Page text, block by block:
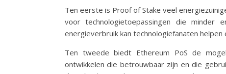
Ten eerste is Proof of Stake veel
voor technologietoepassingen die minder
energieverbruik kan technologiefanaten
Ten tweede biedt Ethereum PoS de
ontwikkelen die betrouwbaar zijn en die